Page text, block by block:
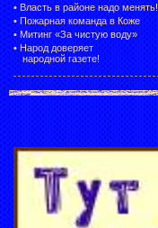
• Власть в районе надо менять!
• Пожарная команда в Коже
• Митинг «За чистую воду»
• Народ доверяет
народной газете!